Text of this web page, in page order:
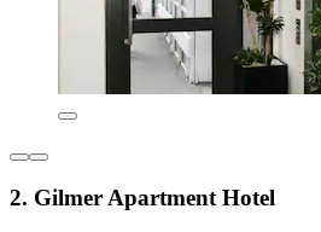
2. Gilmer Apartment Hotel